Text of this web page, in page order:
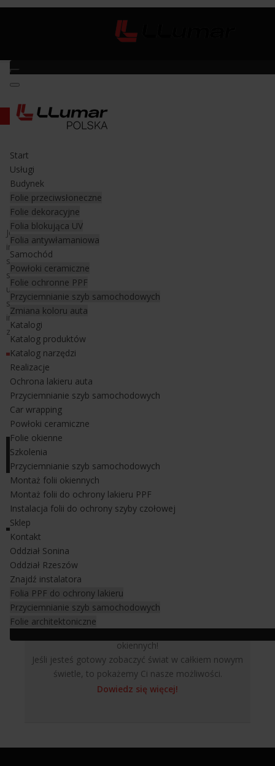
Start
Usługi
Budynek
Folie przeciwsłoneczne
Folie dekoracyjne
Folia blokująca UV
Folia antywłamaniowa
Samochód
Powłoki ceramiczne
Folie ochronne PPF
Przyciemnianie szyb samochodowych
Zmiana koloru auta
Katalogi
Katalog produktów
Katalog narzędzi
Realizacje
Ochrona lakieru auta
Przyciemnianie szyb samochodowych
Car wrapping
Powłoki ceramiczne
Folie okienne
Szkolenia
Przyciemnianie szyb samochodowych
Montaż folii okiennych
Montaż folii do ochrony lakieru PPF
Instalacja folii do ochrony szyby czołowej
Sklep
Kontakt
Oddział Sonina
Oddział Rzeszów
Znajdź instalatora
Folia PPF do ochrony lakieru
Przyciemnianie szyb samochodowych
Folie architektoniczne
Rakla silikonowa Contour
Rakla silikonowa Contour
Jest to rakla wykonana z elastycznego tworzywa. Przez wielu
instalatorów folii do przyciemniania szyb samochodowych
szczególnie podczas jej montażu metodą bezinwazyjną
stosowana do wprowadzania folii pod boczne uszczelki i dolną
uszczelkę okna. Nadaje się również do czyszczenie uszczelek
samochodowych z brudu i zanieczyszczeń przed procesem
instalacji folii na oknie w aucie. Bardzo dobrze leży w dłoni. Jedno
z narzędzi typu "must have". Rozmiar rakli 16 cm.
Dowiedz się więcej na temat firmy LLumar, jednego z
największych producentów wysokiej jakości folii
okiennych!
Jeśli jesteś gotowy zobaczyć świat w całkiem nowym
świetle, to pokażemy Ci nasze możliwości.
Dowiedz się więcej!